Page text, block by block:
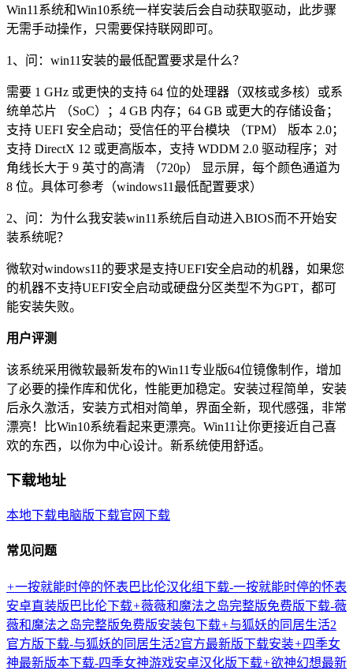
Win11系统和Win10系统一样安装后会自动获取驱动，此步骤
无需手动操作，只需要保持联网即可。
1、问：win11安装的最低配置要求是什么？
需要 1 GHz 或更快的支持 64 位的处理器（双核或多核）或系
统单芯片 （SoC）；4 GB 内存；64 GB 或更大的存储设备；
支持 UEFI 安全启动；受信任的平台模块 （TPM） 版本 2.0；
支持 DirectX 12 或更高版本，支持 WDDM 2.0 驱动程序；对
角线长大于 9 英寸的高清 （720p） 显示屏，每个颜色通道为
8 位。具体可参考（windows11最低配置要求）
2、问：为什么我安装win11系统后自动进入BIOS而不开始安
装系统呢？
微软对windows11的要求是支持UEFI安全启动的机器，如果您
的机器不支持UEFI安全启动或硬盘分区类型不为GPT，都可
能安装失败。
用户评测
该系统采用微软最新发布的Win11专业版64位镜像制作，增加
了必要的操作库和优化，性能更加稳定。安装过程简单，安装
后永久激活，安装方式相对简单，界面全新，现代感强，非常
漂亮！比Win10系统看起来更漂亮。Win11让你更接近自己喜
欢的东西，以你为中心设计。新系统使用舒适。
下载地址
本地下载电脑版下载官网下载
常见问题
+一按就能时停的怀表巴比伦汉化组下载-一按就能时停的怀表
安卓直装版巴比伦下载+薇薇和魔法之岛完整版免费版下载-薇
薇和魔法之岛完整版免费版安装包下载+与狐妖的同居生活2
官方版下载-与狐妖的同居生活2官方最新版下载安装+四季女
神最新版本下载-四季女神游戏安卓汉化版下载+欲神幻想最新